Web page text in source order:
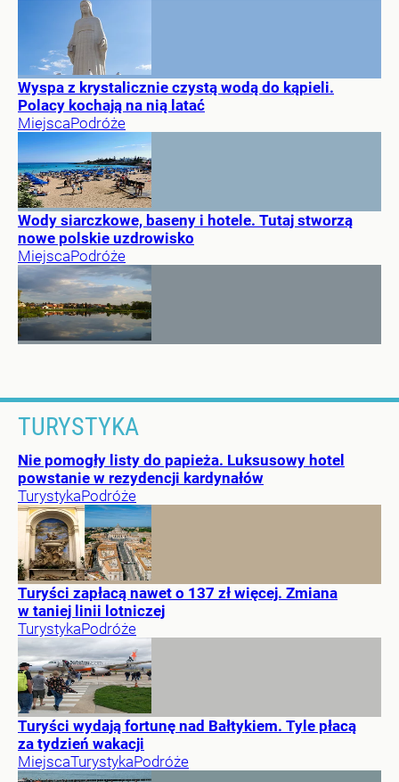
Wyspa z krystalicznie czystą wodą do kąpieli.
Polacy kochają na nią latać
MiejscaPodróże
Wody siarczkowe, baseny i hotele. Tutaj stworzą
nowe polskie uzdrowisko
MiejscaPodróże
TURYSTYKA
Nie pomogły listy do papieża. Luksusowy hotel
powstanie w rezydencji kardynałów
TurystykaPodróże
Turyści zapłacą nawet o 137 zł więcej. Zmiana
w taniej linii lotniczej
TurystykaPodróże
Turyści wydają fortunę nad Bałtykiem. Tyle płacą
za tydzień wakacji
MiejscaTurystykaPodróże